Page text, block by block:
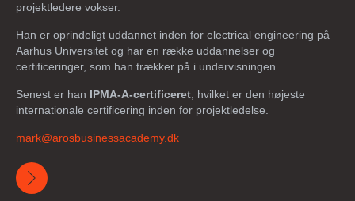
projektledere vokser.
Han er oprindeligt uddannet inden for electrical engineering på
Aarhus Universitet og har en række uddannelser og
certificeringer, som han trækker på i undervisningen.
Senest er han IPMA-A-certificeret, hvilket er den højeste
internationale certificering inden for projektledelse.
mark@arosbusinessacademy.dk